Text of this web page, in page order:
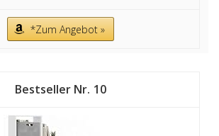
*Zum Angebot »
10